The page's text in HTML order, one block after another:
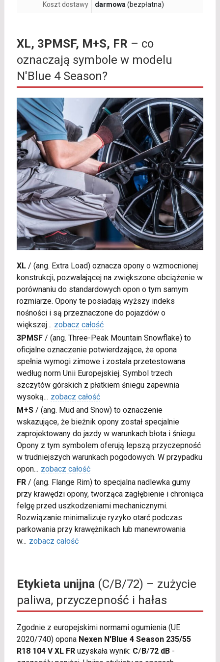
Koszt dostawy darmowa (bezpłatna)
XL, 3PMSF, M+S, FR – co
oznaczają symbole w modelu
N'Blue 4 Season?
XL/ (ang. Extra Load) oznacza opony o wzmocnionej
konstrukcji, pozwalającej na zwiększone obciążenie w
porównaniu do standardowych opon o tym samym
rozmiarze. Opony te posiadają wyższy indeks
nośności i są przeznaczone do pojazdów o
większej... zobacz całość
3PMSF/ (ang. Three-Peak Mountain Snowflake) to
oficjalne oznaczenie potwierdzające, że opona
spełnia wymogi zimowe i została przetestowana
według norm Unii Europejskiej. Symbol trzech
szczytów górskich z płatkiem śniegu zapewnia
wysoką... zobacz całość
M+S/ (ang. Mud and Snow) to oznaczenie
wskazujące, że bieżnik opony został specjalnie
zaprojektowany do jazdy w warunkach błota i śniegu.
Opony z tym symbolem oferują lepszą przyczepność
w trudniejszych warunkach pogodowych. W przypadku
opon... zobacz całość
FR/ (ang. Flange Rim) to specjalna nadlewka gumy
przy krawędzi opony, tworząca zagłębienie i chroniąca
felgę przed uszkodzeniami mechanicznymi.
Rozwiązanie minimalizuje ryzyko otarć podczas
parkowania przy krawężnikach lub manewrowania
w... zobacz całość
Etykieta unijna(C/B/72) – zużycie
paliwa, przyczepność i hałas
Zgodnie z europejskimi normami ogumienia (UE
2020/740) opona Nexen N'Blue 4 Season 235/55
R18 104 V XL FRuzyskała wynik: C/B/72 dB-